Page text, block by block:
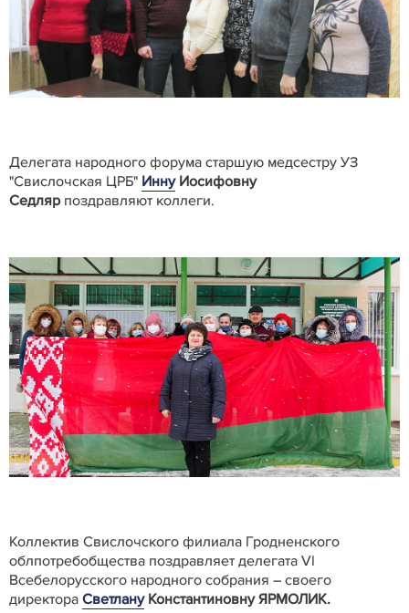
Делегата народного форума старшую медсестру УЗ
"Свислочская ЦРБ" ИннуИосифовну
Седляр поздравляют коллеги.
Коллектив Свислочского филиала Гродненского
облпотребобщества поздравляет делегата VI
Всебелорусского народного собрания – своего
директора СветлануКонстантиновну ЯРМОЛИК.